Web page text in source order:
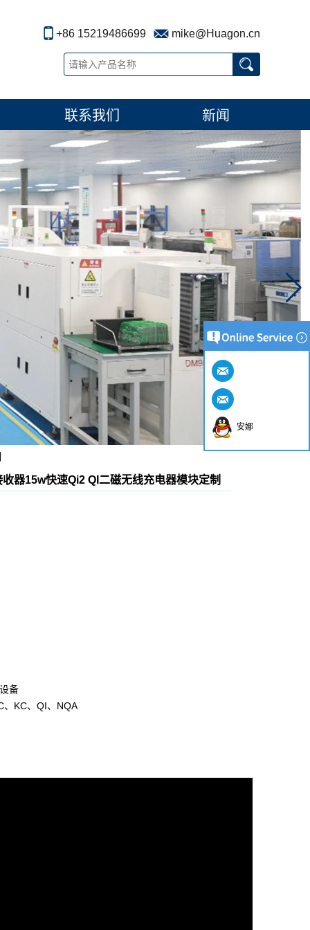
+86 15219486699 mike@Huagon.cn
联系我们 新闻
器15w快速Qi2 QI二磁无线充电器模块定制
备
、KC、QI、NQA
安娜